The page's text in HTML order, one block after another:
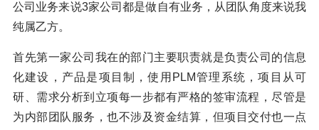
公司业务来说3家公司都是做自有业务，从团队角度来说我
纯属乙方。
首先第一家公司我在的部门主要职责就是负责公司的信息
化建设，产品是项目制，使用PLM管理系统，项目从可
研、需求分析到立项每一步都有严格的签审流程，尽管是
为内部团队服务，也不涉及资金结算，但项目交付也一点